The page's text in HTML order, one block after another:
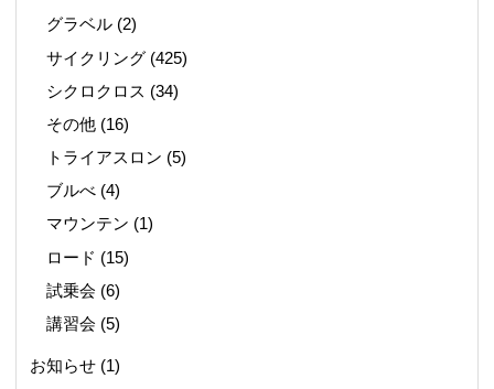
グラベル (2)
サイクリング (425)
シクロクロス (34)
その他 (16)
トライアスロン (5)
ブルべ (4)
マウンテン (1)
ロード (15)
試乗会 (6)
講習会 (5)
お知らせ(1)